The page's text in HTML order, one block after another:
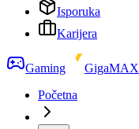
Isporuka
Karijera
Gaming
GigaMAX
Početna